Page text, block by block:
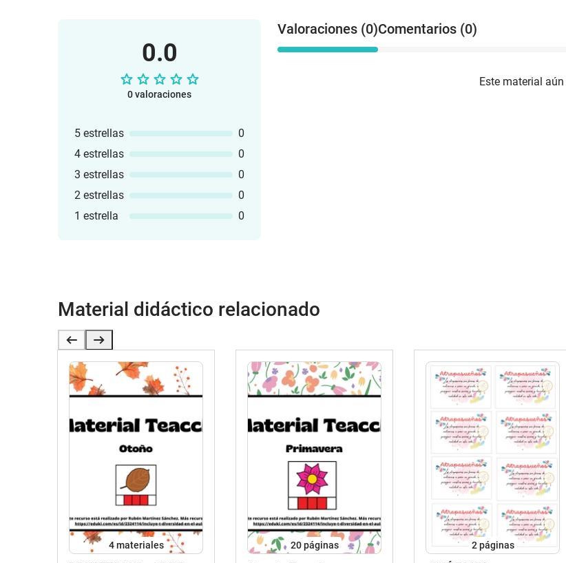
0.0
0 valoraciones
5 estrellas
0
4 estrellas
0
3 estrellas
0
2 estrellas
0
1 estrella
0
Valoraciones (0)Comentarios (0)
Este material
Material didáctico relacionado
4 materiales 20páginas 2páginas